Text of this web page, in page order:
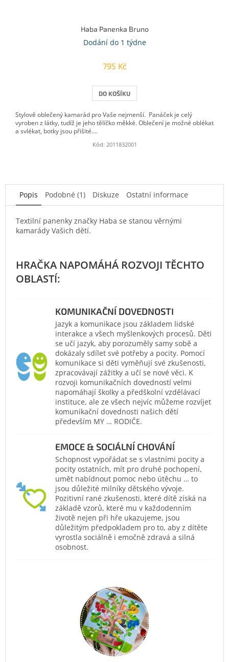
Haba Panenka Bruno
Dodání do 1 týdne
795 Kč
DO KOŠÍKU
Stylově oblečený kamarád pro Vaše nejmenší. Panáček je celý
vyroben z látky, tudíž je jeho tělíčko měkké. Oblečení je možné oblékat
a svlékat, botky jsou přišité....
Kód: 2011832001
Popis Podobné (1) Diskuze Ostatní informace
Textilní panenky značky Haba se stanou věrnými
kamarády Vašich dětí.
KOMUNIKAČNÍ DOVEDNOSTI
Jazyk a komunikace jsou základem lidské
interakce a všech myšlenkových procesů. Děti
se učí jazyk, aby porozuměly samy sobě a
dokázaly sdílet své potřeby a pocity. Pomocí
komunikace si děti vyměňují své zkušenosti,
zpracovávají zážitky a učí se nové věci. K
rozvoji komunikačních dovedností velmi
napomáhají školky a předškolní vzdělávací
instituce, ale ze všech nejvíc můžeme rozvíjet
komunikační dovednosti našich dětí
především MY … RODIČE.
EMOCE & SOCIÁLNÍ CHOVÁNÍ
Schopnost vypořádat se s vlastními pocity a
pocity ostatních, mít pro druhé pochopení,
umět nabídnout pomoc nebo útěchu … to
jsou důležité milníky dětského vývoje.
Pozitivní rané zkušenosti, které dítě získá na
základě vzorů, které mu v každodenním
životě nejen při hře ukazujeme, jsou
důležitým předpokladem pro to, aby z dítěte
vyrostla sociálně i emočně zdravá a silná
osobnost.